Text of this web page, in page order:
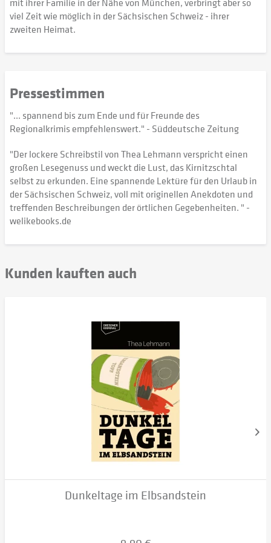
viel Zeit wie möglich in der Sächsischen Schweiz - ihrer
zweiten Heimat.
Pressestimmen
"... spannend bis zum Ende und für Freunde des
Regionalkrimis empfehlenswert." - Süddeutsche Zeitung
"Der lockere Schreibstil von Thea Lehmann verspricht einen
großen Lesegenuss und weckt die Lust, das Kirnitzschtal
selbst zu erkunden. Eine spannende Lektüre für den Urlaub in
der Sächsischen Schweiz, voll mit originellen Anekdoten und
treffenden Beschreibungen der örtlichen Gegebenheiten. " -
welikebooks.de
Kunden kauften auch
Dunkeltage im Elbsandstein